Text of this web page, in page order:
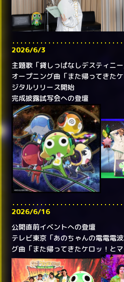
2026/6/3
主題歌「貸しっぱなしデスティニー
オープニング曲「また帰ってきた
ジタルリリース開始
完成披露試写会への登壇
2026/6/16
公開直前イベントへの登壇
テレビ東京「あのちゃんの電電電
グ曲「また帰ってきたケロッ！と